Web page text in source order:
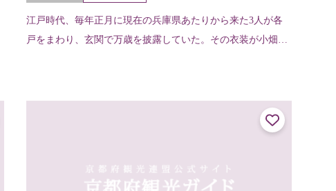
江戸時代、毎年正月に現在の兵庫県あたりから来た3人が各
戸をまわり、玄関で万歳を披露していた。その衣装が小畑区